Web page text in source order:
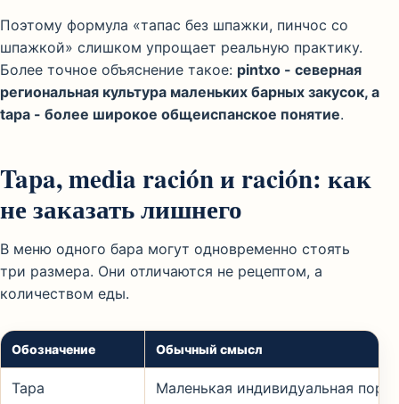
Поэтому формула «тапас без шпажки, пинчос со
шпажкой» слишком упрощает реальную практику.
Более точное объяснение такое: pintxo - северная
региональная культура маленьких барных закусок, а
tapa - более широкое общеиспанское понятие.
Tapa, media ración и ración: как
не заказать лишнего
В меню одного бара могут одновременно стоять
три размера. Они отличаются не рецептом, а
количеством еды.
Обозначение Обычный смысл
Tapa Маленькая индивидуальная